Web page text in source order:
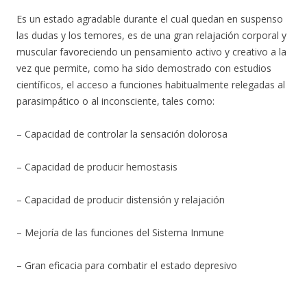
Es un estado agradable durante el cual quedan en suspenso
las dudas y los temores, es de una gran relajación corporal y
muscular favoreciendo un pensamiento activo y creativo a la
vez que permite, como ha sido demostrado con estudios
científicos, el acceso a funciones habitualmente relegadas al
parasimpático o al inconsciente, tales como:
– Capacidad de controlar la sensación dolorosa
– Capacidad de producir hemostasis
– Capacidad de producir distensión y relajación
– Mejoría de las funciones del Sistema Inmune
– Gran eficacia para combatir el estado depresivo